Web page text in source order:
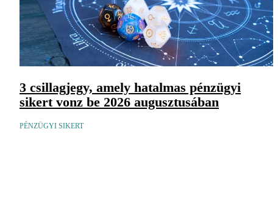
3 csillagjegy, amely hatalmas pénzügyi
sikert vonz be 2026 augusztusában
PÉNZÜGYI SIKERT